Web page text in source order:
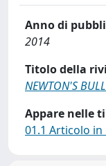
Anno di
2014
Titolo della
NEWTON'S
Appare nelle
01.1 Articolo in